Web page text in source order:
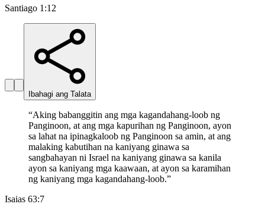
Santiago 1:12
Ibahagi ang Talata
“Aking babanggitin ang mga kagandahang-loob ng
Panginoon, at ang mga kapurihan ng Panginoon, ayon
sa lahat na ipinagkaloob ng Panginoon sa amin, at ang
malaking kabutihan na kaniyang ginawa sa
sangbahayan ni Israel na kaniyang ginawa sa kanila
ayon sa kaniyang mga kaawaan, at ayon sa karamihan
ng kaniyang mga kagandahang-loob.”
Isaias 63:7